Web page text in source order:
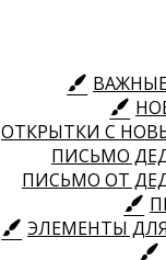
ОТКРЫТКИ С
ПИСЬМО
ПИСЬМО ОТ
ЭЛЕМЕНТЫ